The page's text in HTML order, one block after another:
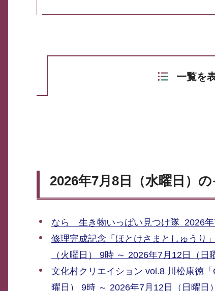
一覧を
2026年7月8日（水曜日）
なら 生き物いっぱい見つけ隊 2026年
修理完成記念「ほとけさまとしゅうり
（火曜日） 9時 ～ 2026年7月12日（日
文化村クリエイション vol.8 川松康徳
曜日） 9時 ～ 2026年7月12日（日曜日